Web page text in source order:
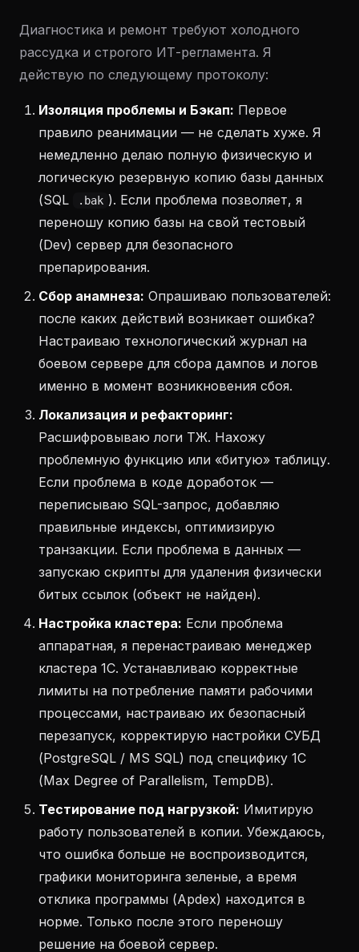
Диагностика и ремонт требуют холодного
рассудка и строгого ИТ-регламента. Я
действую по следующему протоколу:
Изоляция проблемы и Бэкап: Первое
правило реанимации — не сделать хуже. Я
немедленно делаю полную физическую и
логическую резервную копию базы данных
(SQL
.bak ). Если проблема позволяет, я
переношу копию базы на свой тестовый
(Dev) сервер для безопасного
препарирования.
Сбор анамнеза: Опрашиваю пользователей:
после каких действий возникает ошибка?
Настраиваю технологический журнал на
боевом сервере для сбора дампов и логов
именно в момент возникновения сбоя.
Локализация и рефакторинг:
Расшифровываю логи ТЖ. Нахожу
проблемную функцию или «битую» таблицу.
Если проблема в коде доработок —
переписываю SQL-запрос, добавляю
правильные индексы, оптимизирую
транзакции. Если проблема в данных —
запускаю скрипты для удаления физически
битых ссылок (объект не найден).
Настройка кластера: Если проблема
аппаратная, я перенастраиваю менеджер
кластера 1С. Устанавливаю корректные
лимиты на потребление памяти рабочими
процессами, настраиваю их безопасный
перезапуск, корректирую настройки СУБД
(PostgreSQL / MS SQL) под специфику 1С
(Max Degree of Parallelism, TempDB).
Тестирование под нагрузкой: Имитирую
работу пользователей в копии. Убеждаюсь,
что ошибка больше не воспроизводится,
графики мониторинга зеленые, а время
отклика программы (Apdex) находится в
норме. Только после этого переношу
решение на боевой сервер.